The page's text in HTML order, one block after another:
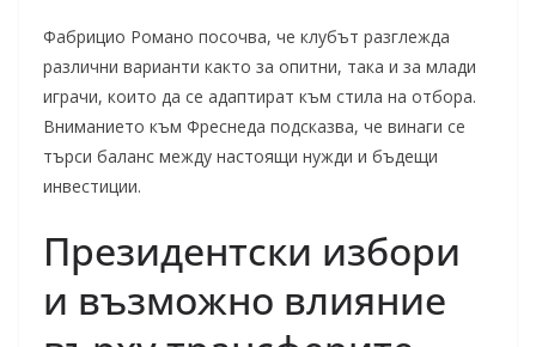
Фабрицио Романо посочва, че клубът разглежда
различни варианти както за опитни, така и за млади
играчи, които да се адаптират към стила на отбора.
Вниманието към Фреснеда подсказва, че винаги се
търси баланс между настоящи нужди и бъдещи
инвестиции.
Президентски избори
и възможно влияние